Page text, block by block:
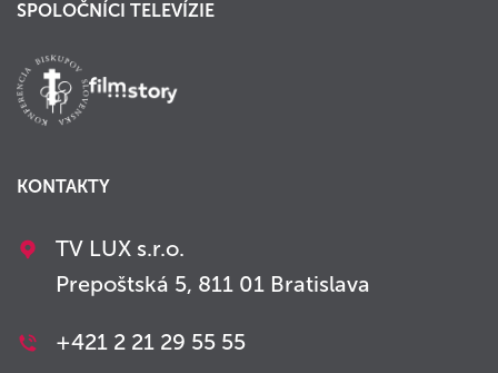
SPOLOČNÍCI TELEVÍZIE
KONTAKTY
TV LUX s.r.o.
Prepoštská 5, 811 01 Bratislava
+421 2 21 29 55 55